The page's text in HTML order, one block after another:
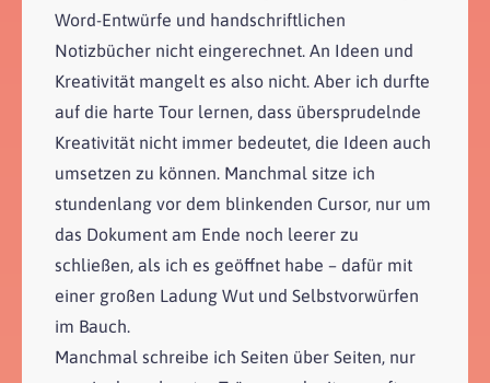
Word-Entwürfe und handschriftlichen
Notizbücher nicht eingerechnet. An Ideen und
Kreativität mangelt es also nicht. Aber ich durfte
auf die harte Tour lernen, dass übersprudelnde
Kreativität nicht immer bedeutet, die Ideen auch
umsetzen zu können. Manchmal sitze ich
stundenlang vor dem blinkenden Cursor, nur um
das Dokument am Ende noch leerer zu
schließen, als ich es geöffnet habe – dafür mit
einer großen Ladung Wut und Selbstvorwürfen
im Bauch.
Manchmal schreibe ich Seiten über Seiten, nur